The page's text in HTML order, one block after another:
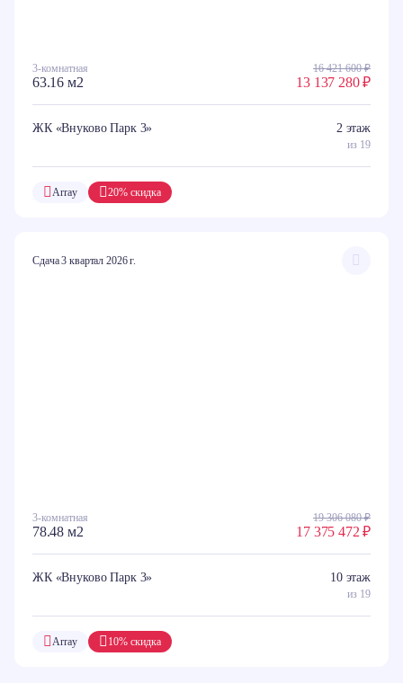
3-комнатная
63.16 м2
16 421 600 ₽
13 137 280 ₽
ЖК «Внуково Парк 3» 2 этаж
из 19
20% скидка
Array
Сдача 3 квартал 2026 г.
3-комнатная
78.48 м2
19 306 080 ₽
17 375 472 ₽
ЖК «Внуково Парк 3» 10 этаж
из 19
10% скидка
Array